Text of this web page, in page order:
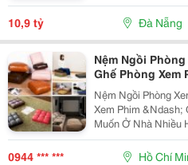
Linh, Cầu Rồng,
Lịch Nhộn Nhịp
10,9 tỷ Đà Nẵng
Nệm Ngồi
Ghế Phòng Xem
Nệm Ngồi Phòng
Xem Phim
Muốn Ở Nhà Nhiều Hơn Nệm Ngồi Phòng
Gia Đình Đệm Ghế
Nhiều Kiểu Dáng,
0944 *** *** Hồ Chí